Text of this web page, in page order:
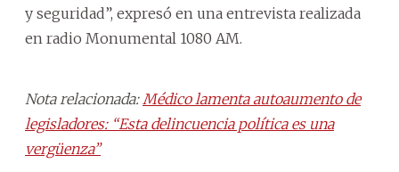
y seguridad”, expresó en una entrevista realizada
en radio Monumental 1080 AM.
Nota relacionada: Médico lamenta autoaumento de
legisladores: “Esta delincuencia política es una
vergüenza”